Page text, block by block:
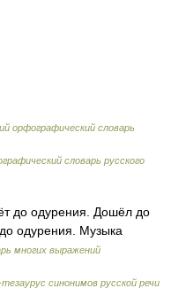
орфографический словарь
словарь русского
до одурения. Дошёл до
одурения. Музыка
многих выражений
синонимов русской речи